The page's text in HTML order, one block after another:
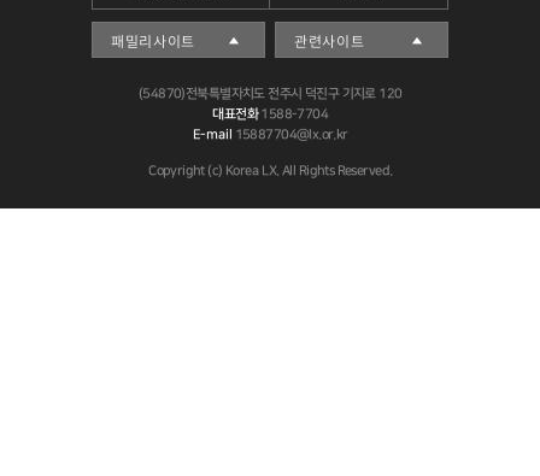
(54870)전북특별자치도 전주시 덕진구 기지로 120
대표전화1588-7704
E-mail 15887704@lx.or.kr
Copyright (c) Korea LX. All Rights Reserved.